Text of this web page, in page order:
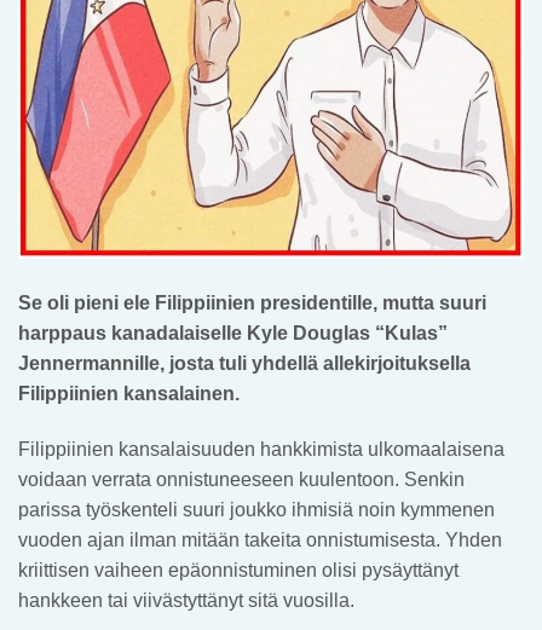
Se oli pieni ele Filippiinien presidentille, mutta suuri
harppaus kanadalaiselle Kyle Douglas “Kulas”
Jennermannille, josta tuli yhdellä allekirjoituksella
Filippiinien kansalainen.
Filippiinien kansalaisuuden hankkimista ulkomaalaisena
voidaan verrata onnistuneeseen kuulentoon. Senkin
parissa työskenteli suuri joukko ihmisiä noin kymmenen
vuoden ajan ilman mitään takeita onnistumisesta. Yhden
kriittisen vaiheen epäonnistuminen olisi pysäyttänyt
hankkeen tai viivästyttänyt sitä vuosilla.